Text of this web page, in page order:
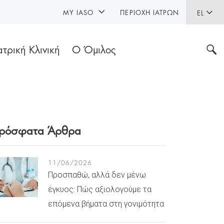
EL
Κλινική Ο Όμιλος
MY IASO ΠΕΡΙΟΧΉ ΙΑΤΡΏΝ
Άρθρα
11/06/2026
Προσπαθώ, αλλά δεν μένω
έγκυος: Πώς αξιολογούμε τα
επόμενα βήματα στη γονιμότητα